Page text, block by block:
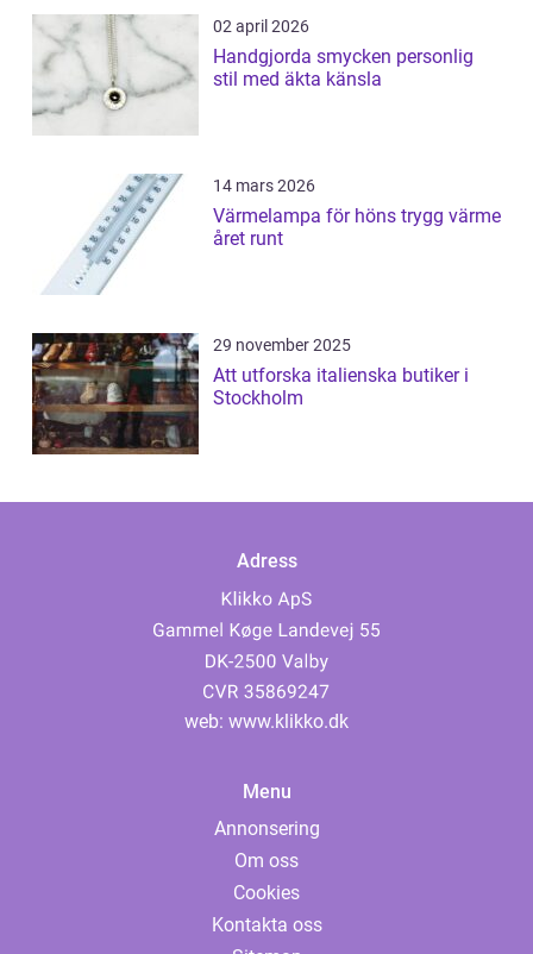
02 april 2026
Handgjorda smycken personlig
stil med äkta känsla
14 mars 2026
Värmelampa för höns trygg värme
året runt
29 november 2025
Att utforska italienska butiker i
Stockholm
Adress
web: www.klikko.dk
Menu
Annonsering
Om oss
Cookies
Kontakta oss